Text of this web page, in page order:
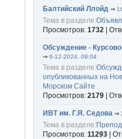
Балтийский Ллойд ⇒
Тема в разделе:
Просмотров:1732 |
Обсуждение -
⇒6-12-2024, 09:04
Тема в разделе:
опубликованных на
Морском Сайте
Просмотров:2179 |
ИВТ им. Г.Я. Седова ⇒
Тема в разделе:
Просмотров:11293 |